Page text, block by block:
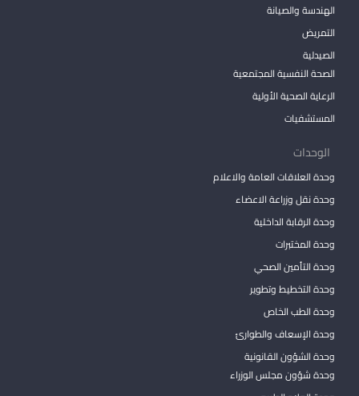
الهندسة والصيانة
التمريض
الصيدلية
الصحة النفسية المجتمعية
الرعاية الصحية الأولية
المستشفيات
الوحدات
وحدة العلاقات العامة والاعلام
وحدة نقل وزراعة الاعضاء
وحدة الرقابة الداخلية
وحدة المختبرات
وحدة التأمين الصحي
وحدة التخطيط وتطوير
وحدة الطب الخاص
وحدة الإسعاف والطوارئ
وحدة الشؤون القانونية
وحدة شؤون مجلس الوزراء